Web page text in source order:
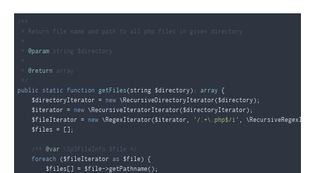
/**
* Return file name and path to all php files in given directory
*
* @param string $directory
*
* @return array
*/
public
static function getFiles (string $directory) : array {
    $directoryIterator =
new \RecursiveDirectoryIterator($directory);
    $iterator =
new \RecursiveIteratorIterator($directoryIterator);
    $fileIterator =
new \RegexIterator($iterator, '/.+\.php$/i'
,
    $files = [];
/** @var \SplFileInfo $file */
foreach ($fileIterator as $file) {
        $files[] = $file->getPathname();